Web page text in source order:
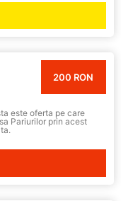
200 RON
este oferta pe care
Pariurilor prin acest